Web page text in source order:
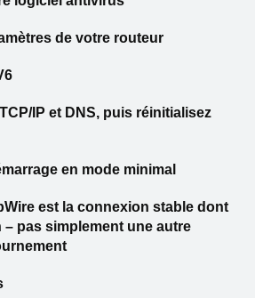
de votre routeur
IP et DNS, puis réinitialisez
en mode minimal
est la connexion stable dont
pas simplement une autre